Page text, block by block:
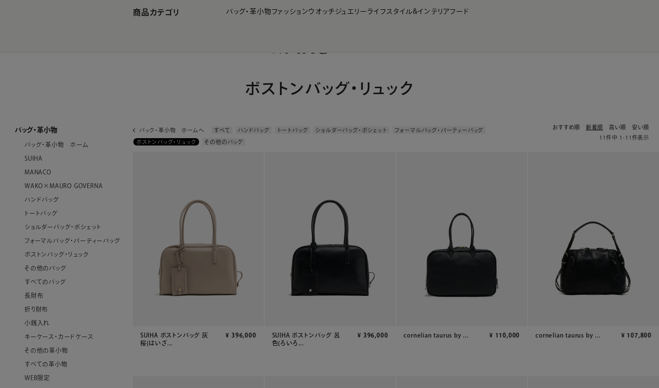
商品カテゴリ バッグ・革小物 ファッションウオッチジュエリー ライフスタイル&インテリアフード
ボストンバッグ・リュック
バッグ・革小物
バッグ・革小物 ホーム
SUIHA
MANACO
WAKO×MAURO GOVERNA
ハンドバッグ
トートバッグ
ショルダーバッグ・ポシェット
フォーマルバッグ・パーティーバッグ
ボストンバッグ・リュック
その他のバッグ
すべてのバッグ
長財布
折り財布
小銭入れ
キーケース・カードケース
その他の革小物
すべての革小物
WEB限定
おすすめ順 新着順 高い順
安い順
11 件中 1-11 件表示
バック・革小物 ホームへ すべて ハンドバッグ トートバッグ ショルダーバッグ・ポシェット フォーマルバッグ・パーティーバッグ
ボストンバッグ・リュック その他のバッグ
SUIHA ボストンバッグ 灰
桜(はいざ...
¥ 396,000
SUIHA ボストンバッグ 呂
色(ろいろ...
¥ 396,000 cornelian taurus by ... ¥ 110,000 cornelian taurus by ... ¥ 107,800